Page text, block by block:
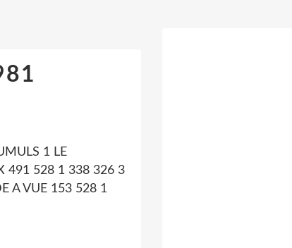
1 LE
491 528 1 338 326 3
A VUE 153 528 1